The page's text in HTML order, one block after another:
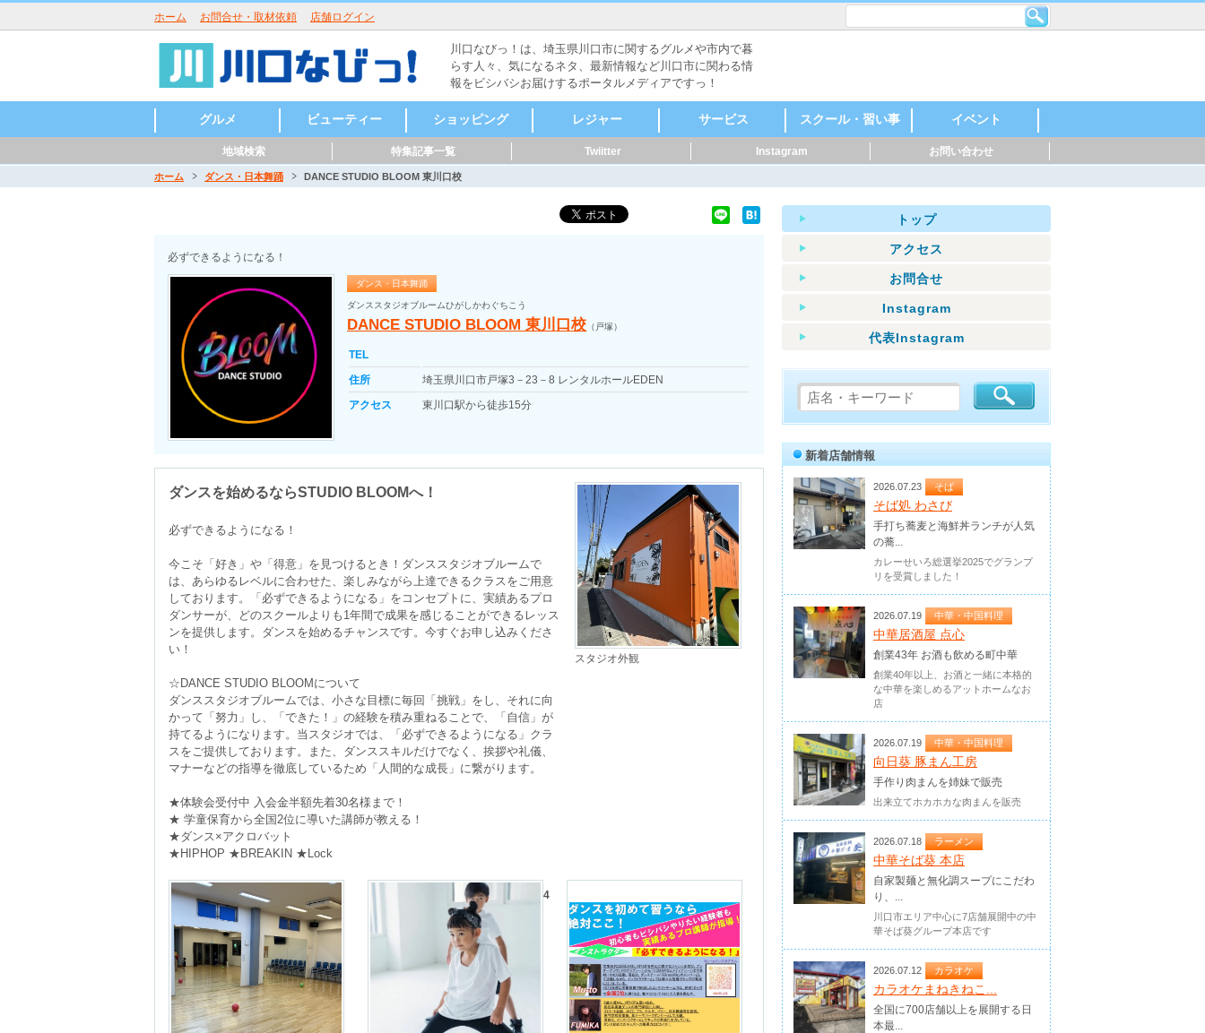
ホーム お問合せ・取材依頼 店舗ログイン
川口なびっ！は、埼玉県川口市に関するグルメや市内で暮
らす人々、気になるネタ、最新情報など川口市に関わる情
報をビシバシお届けするポータルメディアですっ！
グルメ
うどん・そば・麺類
居酒屋・酒屋
和食・日本料理
中華・中国料理
焼肉・鉄板焼
洋食・西洋料理
カフェ・スイーツ
魚介・海鮮料理
アジア・エスニック
カラオケ・パーティ
焼き鳥・からあげ
お弁当・キッチンカ
ー・屋台
その他グルメ
ハンバーガー
ビューティー ショッピング
食料品
ファッション レディース
アクセサリー
本・雑誌・漫画
家電・電化製品
自転車・バイク
新車・中古車
スポーツ用品
メガネ・コンタク
ト・サングラス
CD・DVD
リサイクルショップ
骨董・陶磁器
着物・呉服
美容・健康
家具・インテリア
花・ガーデニング
雑貨
ペット用品
音楽・楽器
セレクトショップ
ドラッグストア・薬
局
その他
ヴィンテージ・古道
具
キャンプ・アウトド
ア
レジャー
カラオケ
ボーリング・ダーツ
ゲームセンター
映画館・劇場
健康ランド・温泉
占い・手相
バッティング
ライブハウス・音楽
体験・ツアー
その他レジャー
サービス
リラクゼーション
カイロプラクティッ
ク
レンタルショップ
レンタルスペース・
シェアオフィス
便利屋・家事代行・
掃除
建築・土木・造園 機械・金属・鉄鋼
印刷・製紙
化学・石油化学
自動車・自動車部
品・バイク
製薬・化粧品
食品・飲料
建築・住宅
質屋・リサイクルシ
ョップ
パフォーマー・ダン
ス
クリーニング・コイ
ンランドリー
アニマル・ペット
花・フラワーアート
スクール・習い事
英語・英会話
スポーツ
料理
音楽
美容・ネイル
着付け・作法
花・ガーデニング
絵・芸術
塾
幼稚園・保育園
マッサージ
ダンス・日本舞踊
ヨガ・ピラティス
ハンドクラフト
イベント
神社・仏閣
お祭り・花火
親子参加型
○○教室
スポーツイベント
音楽・楽器
マルシェ
地域検索
川口駅周辺
東川口駅周辺
西川口駅周辺
川口元郷駅周辺
南鳩ヶ谷駅周辺
鳩ヶ谷駅周辺
新井宿駅周辺
戸塚安行駅周辺
特集記事一覧 Twiitter Instagram お問い合わせ
ホーム ダンス・日本舞踊 DANCE STUDIO BLOOM 東川口校
必ずできるようになる！
ダンス・日本舞踊
ダンススタジオブルームひがしかわぐちこう
DANCE STUDIO BLOOM 東川口校 （戸塚）
TEL
住所
埼玉県川口市戸塚3－23－8 レンタルホールEDEN
アクセス
東川口駅から徒歩15分
スタジオ外観
ダンスを始めるならSTUDIO BLOOMへ！
必ずできるようになる！
今こそ「好き」や「得意」を見つけるとき！ダンススタジオブルームで
は、あらゆるレベルに合わせた、楽しみながら上達できるクラスをご用意
しております。「必ずできるようになる」をコンセプトに、実績あるプロ
ダンサーが、どのスクールよりも1年間で成果を感じることができるレッス
ンを提供します。ダンスを始めるチャンスです。今すぐお申し込みくださ
い！
☆DANCE STUDIO BLOOMについて
ダンススタジオブルームでは、小さな目標に毎回「挑戦」をし、それに向
かって「努力」し、「できた！」の経験を積み重ねることで、「自信」が
持てるようになります。当スタジオでは、「必ずできるようになる」クラ
スをご提供しております。また、ダンススキルだけでなく、挨拶や礼儀、
マナーなどの指導を徹底しているため「人間的な成長」に繋がります。
★体験会受付中 入会金半額先着30名様まで！
★ 学童保育から全国2位に導いた講師が教える！
★ダンス×アクロバット
★HIPHOP ★BREAKIN ★Lock
4
トップ
アクセス
お問合せ
Instagram
代表Instagram
新着店舗情報
2026.07.23 そば
そば処 わさび
手打ち蕎麦と海鮮丼ランチが人気
の蕎...
カレーせいろ総選挙2025でグランプ
リを受賞しました！
2026.07.19 中華・中国料理
中華居酒屋 点心
創業43年 お酒も飲める町中華
創業40年以上、お酒と一緒に本格的
な中華を楽しめるアットホームなお
店
2026.07.19 中華・中国料理
向日葵 豚まん工房
手作り肉まんを姉妹で販売
出来立てホカホカな肉まんを販売
2026.07.18 ラーメン
中華そば葵 本店
自家製麺と無化調スープにこだわ
り、...
川口市エリア中心に7店舗展開中の中
華そば葵グループ本店です
2026.07.12 カラオケ
カラオケまねきねこ...
全国に700店舗以上を展開する日
本最...